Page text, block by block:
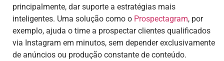
principalmente, dar suporte a estratégias mais
inteligentes. Uma solução como o Prospectagram, por
exemplo, ajuda o time a prospectar clientes qualificados
via Instagram em minutos, sem depender exclusivamente
de anúncios ou produção constante de conteúdo.